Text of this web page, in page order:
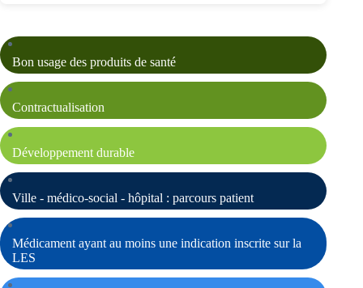
Bon usage des produits de santé
Contractualisation
Développement durable
Ville - médico-social - hôpital : parcours patient
Médicament ayant au moins une indication inscrite sur la
LES